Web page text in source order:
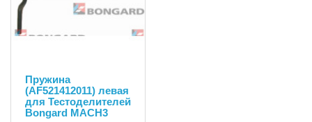
Пружина
(AF521412011) левая
для Тестоделителей
Bongard MACH3